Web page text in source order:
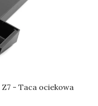
- Taca ociekowa